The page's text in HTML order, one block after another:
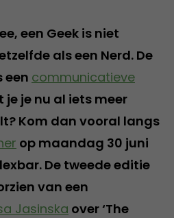
een Geek is niet
als een Nerd. De
een communicatieve
je je nu al iets meer
Kom dan vooral langs
op maandag 30 juni
De tweede editie
van een
Jasinska over ‘The